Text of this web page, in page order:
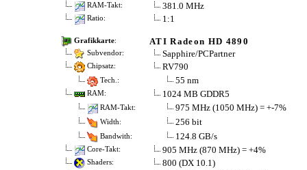
RAM-Takt: 381.0 MHz
Ratio: 1:1
Grafikkarte: ATI Radeon HD 4890
Subvendor: Sapphire/PCPartner
Chipsatz: RV790
Tech.: 55 nm
RAM: 1024 MB GDDR5
RAM-Takt: 975 MHz (1050 MHz) = +-7%
Width: 256 bit
Bandwith: 124.8 GB/s
Core-Takt: 905 MHz (870 MHz) = +4%
Shaders: 800 (DX 10.1)